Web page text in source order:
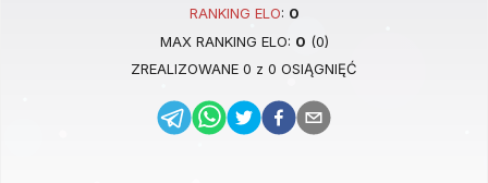
RANKING ELO: 0
MAX RANKING ELO: 0 (0)
ZREALIZOWANE 0 z 0 OSIĄGNIĘĆ